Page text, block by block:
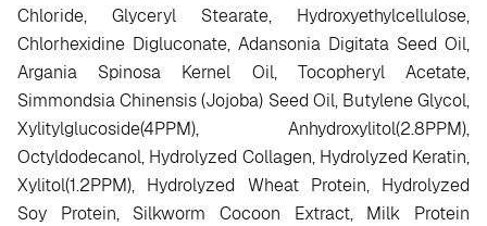
Chloride, Glyceryl Stearate, Hydroxyethylcellulose,
Chlorhexidine Digluconate, Adansonia Digitata Seed Oil,
Argania Spinosa Kernel Oil, Tocopheryl Acetate,
Simmondsia Chinensis (Jojoba) Seed Oil, Butylene Glycol,
Xylitylglucoside(4PPM), Anhydroxylitol(2.8PPM),
Octyldodecanol, Hydrolyzed Collagen, Hydrolyzed Keratin,
Xylitol(1.2PPM), Hydrolyzed Wheat Protein, Hydrolyzed
Soy Protein, Silkworm Cocoon Extract, Milk Protein